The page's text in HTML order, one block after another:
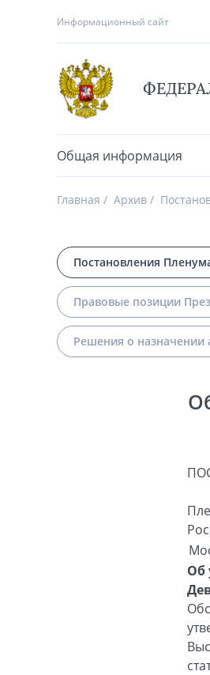
Информационный сайт
Общая информация
Главная Архив
Постановления
Правовые позиции
Решения о
Об